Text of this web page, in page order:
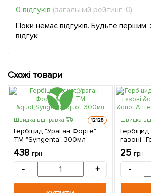
0 відгуків (загальний рейтинг: 0)
Поки немає відгуків. Будьте
відгук
Схожі товари
Швидка відправка 12128
Гербіцид "Ураган Форте"
ТМ "Syngenta" 300мл
438 грн
- +
Швидка
газоні
25 грн
-